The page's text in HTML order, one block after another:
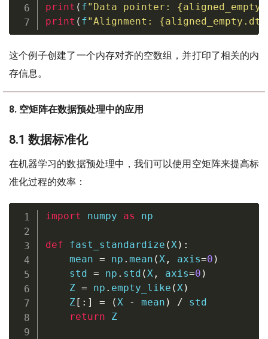
print ( f"Data pointer: {aligned_empty
print ( f"Alignment: {aligned_empty .
这个例子创建了一个内存对齐的空数组，并打印了相关的内
存信息。
8. 空矩阵在数据预处理中的应用
8.1 数据标准化
在机器学习的数据预处理中，我们可以使用空矩阵来提高标
准化过程的效率：
import numpy as np
def fast_standardize (X) :
    mean
= np . mean (X, axis=0 )
    std
= np . std (X, axis=0 )
    Z
= np . empty_like (X)
    Z
[ : ] = (X - mean ) / std
return Z